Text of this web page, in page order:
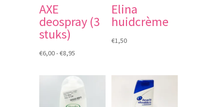
AXE
deospray (3
stuks)
€6,00-€8,95Prijsklasse:
tot
€8,95
Elina
huidcrème
€1,50